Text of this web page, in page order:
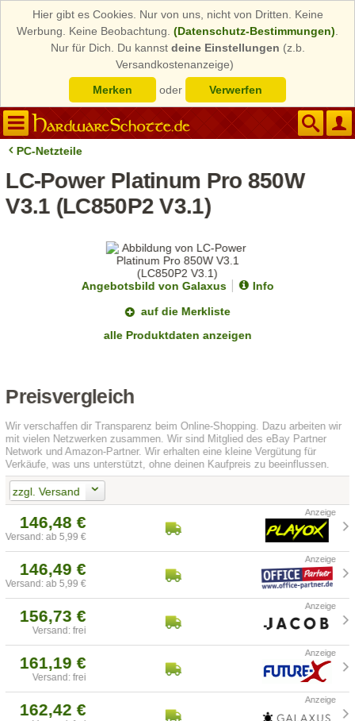
Hier gibt es Cookies. Nur von uns, nicht von Dritten. Keine
Werbung. Keine Beobachtung. (Datenschutz-Bestimmungen)
Nur für Dich. Du kannst deine Einstellungen (z.b.
Versandkostenanzeige)
Merken
oder Verwerfen
PC-Netzteile
LC-Power Platinum Pro 850W
V3.1 (LC850P2 V3.1)
Angebotsbild von Galaxus
Info
auf die Merkliste
alle Produktdaten anzeigen
Preisvergleich
Wir verschaffen dir Transparenz beim Online-Shopping. Dazu arbeiten wir
mit vielen Netzwerken zusammen. Wir sind Mitglied des eBay Partner
Network und Amazon-Partner. Wir erhalten eine kleine Vergütung für
Verkäufe, was uns unterstützt, ohne deinen Kaufpreis zu beeinflussen.
zzgl. Versand
146,48 €
Versand: ab 5,99 €
146,49 €
Versand: ab 5,99 €
156,73 €
Versand: frei
161,19 €
Versand: frei
162,42 €